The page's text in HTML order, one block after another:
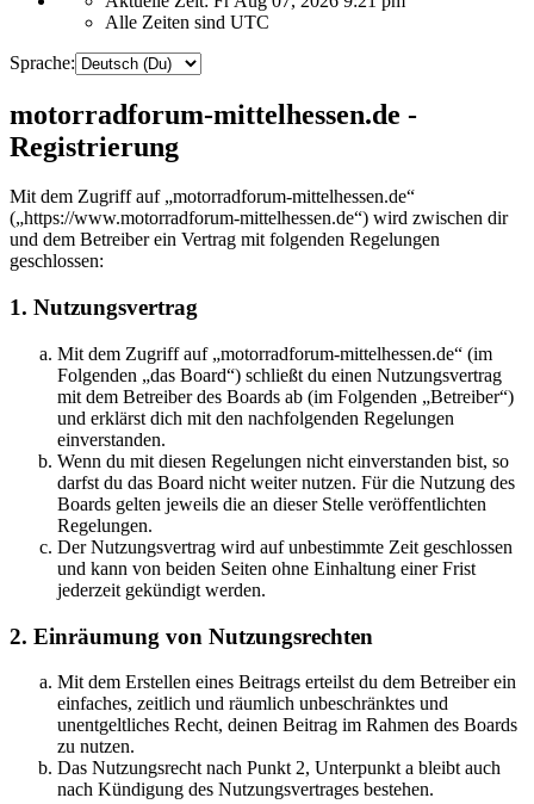
Alle Zeiten sind UTC
Sprache:
motorradforum-mittelhessen.de -
Registrierung
Mit dem Zugriff auf „motorradforum-mittelhessen.de“
(„https://www.motorradforum-mittelhessen.de“) wird zwischen dir
und dem Betreiber ein Vertrag mit folgenden Regelungen
geschlossen:
1. Nutzungsvertrag
Mit dem Zugriff auf „motorradforum-mittelhessen.de“ (im
Folgenden „das Board“) schließt du einen Nutzungsvertrag
mit dem Betreiber des Boards ab (im Folgenden „Betreiber“)
und erklärst dich mit den nachfolgenden Regelungen
einverstanden.
Wenn du mit diesen Regelungen nicht einverstanden bist, so
darfst du das Board nicht weiter nutzen. Für die Nutzung des
Boards gelten jeweils die an dieser Stelle veröffentlichten
Regelungen.
Der Nutzungsvertrag wird auf unbestimmte Zeit geschlossen
und kann von beiden Seiten ohne Einhaltung einer Frist
jederzeit gekündigt werden.
2. Einräumung von Nutzungsrechten
Mit dem Erstellen eines Beitrags erteilst du dem Betreiber ein
einfaches, zeitlich und räumlich unbeschränktes und
unentgeltliches Recht, deinen Beitrag im Rahmen des Boards
zu nutzen.
Das Nutzungsrecht nach Punkt 2, Unterpunkt a bleibt auch
nach Kündigung des Nutzungsvertrages bestehen.